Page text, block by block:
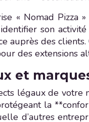
« Nomad Pizza
son
auprès des
des extensions
et
légaux de
la
d’autres